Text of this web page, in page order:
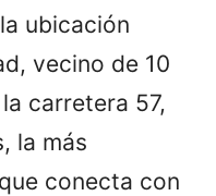
ubicación
vecino de 10
carretera 57,
la más
conecta con